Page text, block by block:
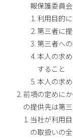
報保護委員
利用目的
第三者に
第三者へ
本人の求
すること
本人の求
前項の定めに
の提供先は第
当社が利用
の取扱いの